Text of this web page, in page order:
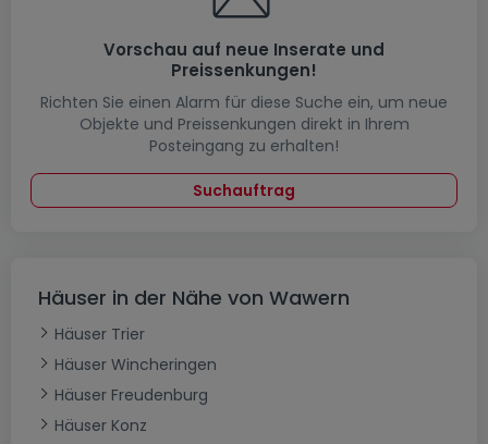
Vorschau auf neue Inserate und
Preissenkungen!
Richten Sie einen Alarm für diese Suche ein, um neue
Objekte und Preissenkungen direkt in Ihrem
Posteingang zu erhalten!
Suchauftrag
Häuser in der Nähe von Wawern
Häuser Trier
Häuser Wincheringen
Häuser Freudenburg
Häuser Konz